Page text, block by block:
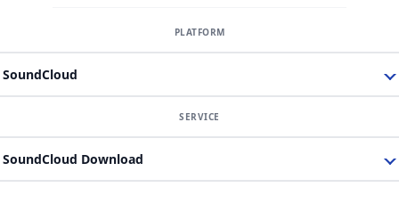
SoundCloud
SoundCloud Download